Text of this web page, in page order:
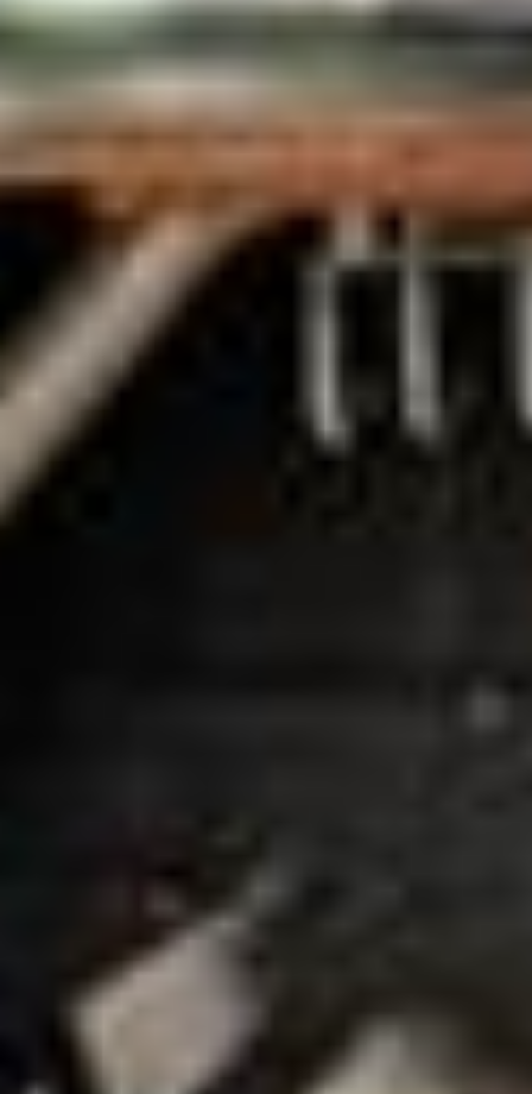
Keurhorst Houtbouw
Zwolleweg 15, 3771 NR Barneveld
0342 231 241
info@keurhorsthoutbouw.nl
Disclaimer
Algemene voorwaarden
Privacy Policy